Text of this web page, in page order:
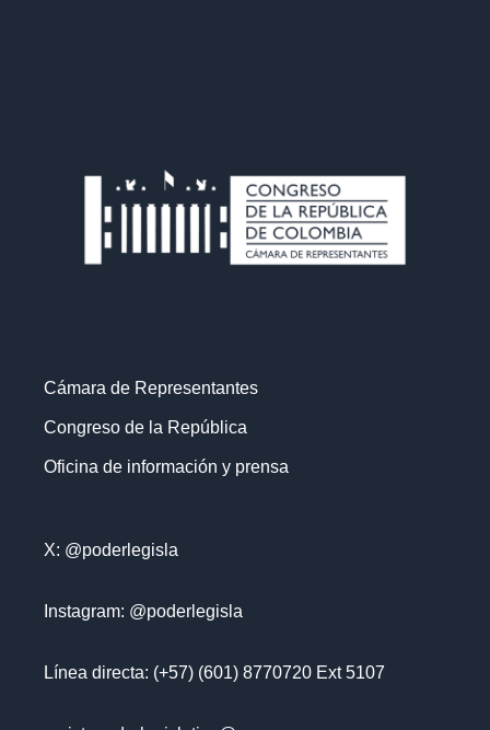
Cámara de Representantes
Congreso de la República
Oficina de información y prensa
X: @poderlegisla
Instagram: @poderlegisla
Línea directa: (+57) (601) 8770720 Ext 5107